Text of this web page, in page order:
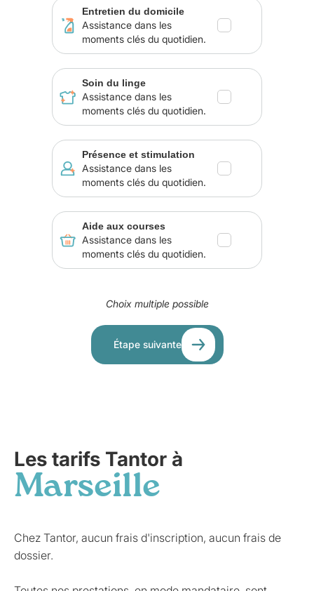
Entretien du domicile
Assistance dans les
moments clés du quotidien.
Soin du linge
Assistance dans les
moments clés du quotidien.
Présence et stimulation
Assistance dans les
moments clés du quotidien.
Aide aux courses
Assistance dans les
moments clés du quotidien.
Choix multiple possible
Étape suivante
Les tarifs Tantor à
Marseille
Chez Tantor, aucun frais d'inscription, aucun frais de
dossier.